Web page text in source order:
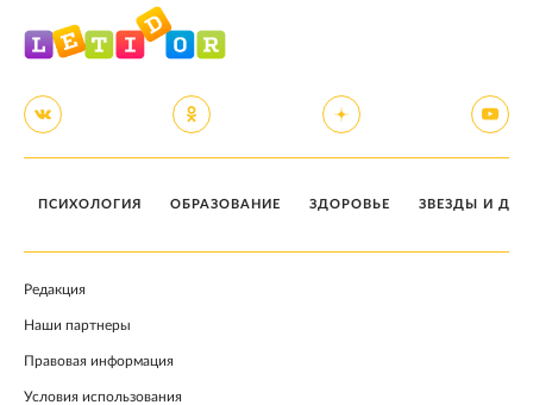
ПСИХОЛОГИЯ ОБРАЗОВАНИЕ ЗДОРОВЬЕ ЗВЕЗДЫ И
Редакция
Наши партнеры
Правовая информация
Условия использования